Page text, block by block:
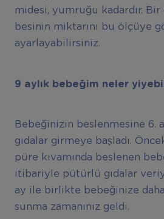
midesi, yumruğu kadardır.
besinin miktarını bu ölçüye
ayarlayabilirsiniz.
9 ayl ı k bebeğim neler
Bebeğinizin beslenmesine 6.
gıdalar girmeye başladı.
püre kıvamında beslenen
itibariyle pütürlü gıdalar
ay ile birlikte bebeğinize
sunma zamanınız geldi.